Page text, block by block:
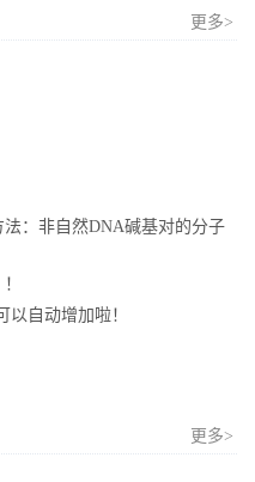
更多>
：非自然DNA碱基对的分子
自动增加啦！
更多>